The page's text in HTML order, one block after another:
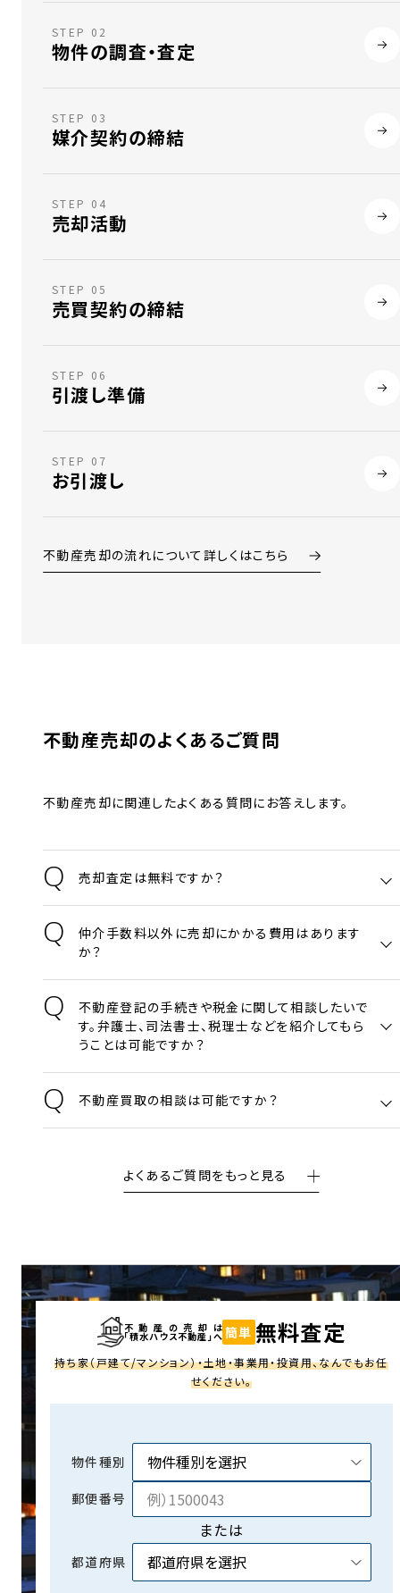
STEP 02
物件の調査・査定
STEP 03
媒介契約の締結
STEP 04
売却活動
STEP 05
売買契約の締結
STEP 06
引渡し準備
STEP 07
お引渡し
不動産売却の流れについて詳しくはこちら
不動産売却のよくあるご質問
不動産売却に関連したよくある質問にお答えします。
Q 売却査定は無料ですか？
Q
仲介手数料以外に売却にかかる費用はあります
か？
Q
不動産登記の手続きや税金に関して相談したいで
す。弁護士、司法書士、税理士などを紹介してもら
うことは可能ですか？
Q 不動産買取の相談は可能ですか？
不動産の売却は
「積水ハウス不動産」へ 簡単 無料査定
持ち家（戸建て/マンション）・土地・事業用・投資用、なんでもお任
せください。
物件種別
郵便番号
または
都道府県